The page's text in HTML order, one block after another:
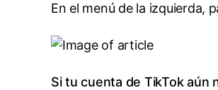
En el menú de la izquierda,
Si tu cuenta de TikTok aún